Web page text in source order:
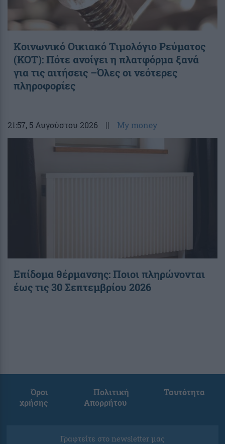
Κοινωνικό Οικιακό Τιμολόγιο Ρεύματος
(ΚΟΤ): Πότε ανοίγει η πλατφόρμα ξανά
για τις αιτήσεις –Όλες οι νεότερες
πληροφορίες
21:57, 5 Αυγούστου 2026 || My money
Επίδομα θέρμανσης: Ποιοι πληρώνονται
έως τις 30 Σεπτεμβρίου 2026
Όροι
χρήσης
Πολιτική
Απορρήτου
Ταυτότητα
Γραφτείτε στο newsletter μας